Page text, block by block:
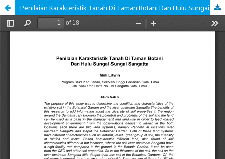
Penilaian Karakteristik Tanah Di Taman Botani Dan Hulu Sungai Sungai Sangatta